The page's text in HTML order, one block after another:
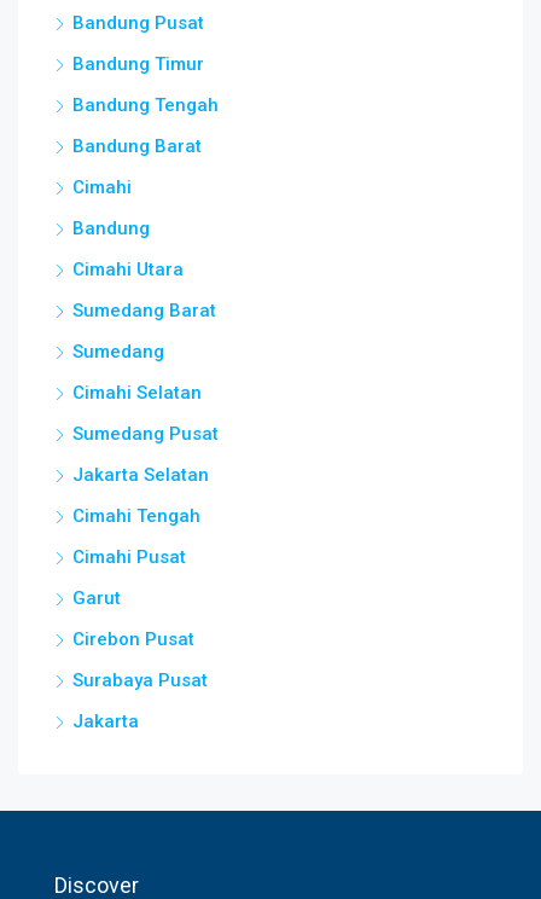
Bandung Pusat
Bandung Timur
Bandung Tengah
Bandung Barat
Cimahi
Bandung
Cimahi Utara
Sumedang Barat
Sumedang
Cimahi Selatan
Sumedang Pusat
Jakarta Selatan
Cimahi Tengah
Cimahi Pusat
Garut
Cirebon Pusat
Surabaya Pusat
Jakarta
Discover